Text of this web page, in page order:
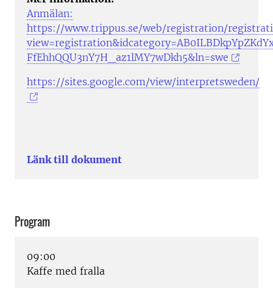
Anmälan:
https://www.trippus.se/web/registration/
FfEhhQQU3nY7H_az1lMY7wDkh5&ln=swe
https://sites.google.com/view/interpretsweden/
Länk till dokument
Program
09:00
Kaffe med fralla